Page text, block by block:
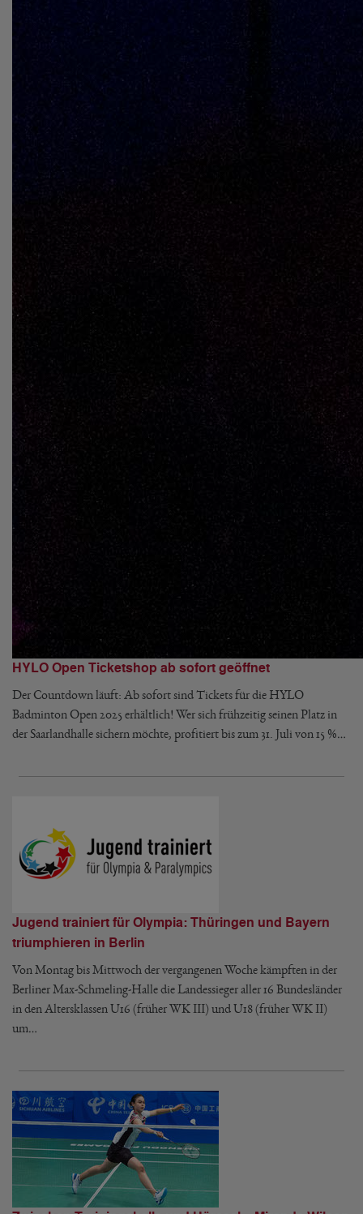
HYLO Open Ticketshop ab sofort geöffnet
Der Countdown läuft: Ab sofort sind Tickets für die HYLO
Badminton Open 2025 erhältlich! Wer sich frühzeitig seinen Platz in
der Saarlandhalle sichern möchte, profitiert bis zum 31. Juli von 15 %…
Jugend trainiert für Olympia: Thüringen und Bayern
triumphieren in Berlin
Von Montag bis Mittwoch der vergangenen Woche kämpften in der
Berliner Max-Schmeling-Halle die Landessieger aller 16 Bundesländer
in den Altersklassen U16 (früher WK III) und U18 (früher WK II)
um…